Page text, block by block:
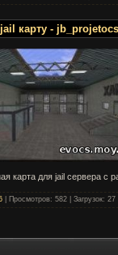
карту - jb_projetocs
карта для jail сервера с
Просмотров: 582 Загрузок: 27